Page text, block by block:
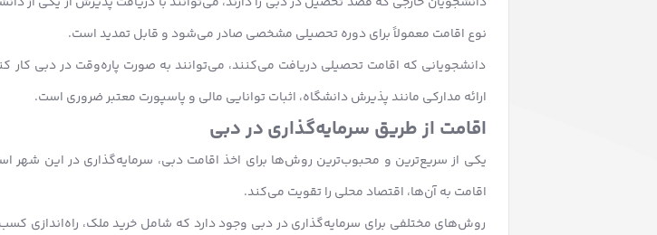
نوع اقامت معمولاً برای دوره تحصیلی مشخصی صادر می‌شود و قابل تمدید است.
دانشجویانی که اقامت تحصیلی دریافت می‌کنند، می‌توانند به صورت پاره‌وقت در دبی کار
ارائه مدارکی مانند پذیرش دانشگاه، اثبات توانایی مالی و پاسپورت معتبر ضروری است.
اقامت از طریق سرمایه‌گذاری در دبی
یکی از سریع‌ترین و محبوب‌ترین روش‌ها برای اخذ اقامت دبی، سرمایه‌گذاری در این شهر
اقامت به آن‌ها، اقتصاد محلی را تقویت می‌کند.
روش‌های مختلفی برای سرمایه‌گذاری در دبی وجود دارد که شامل خرید ملک، راه‌اندازی